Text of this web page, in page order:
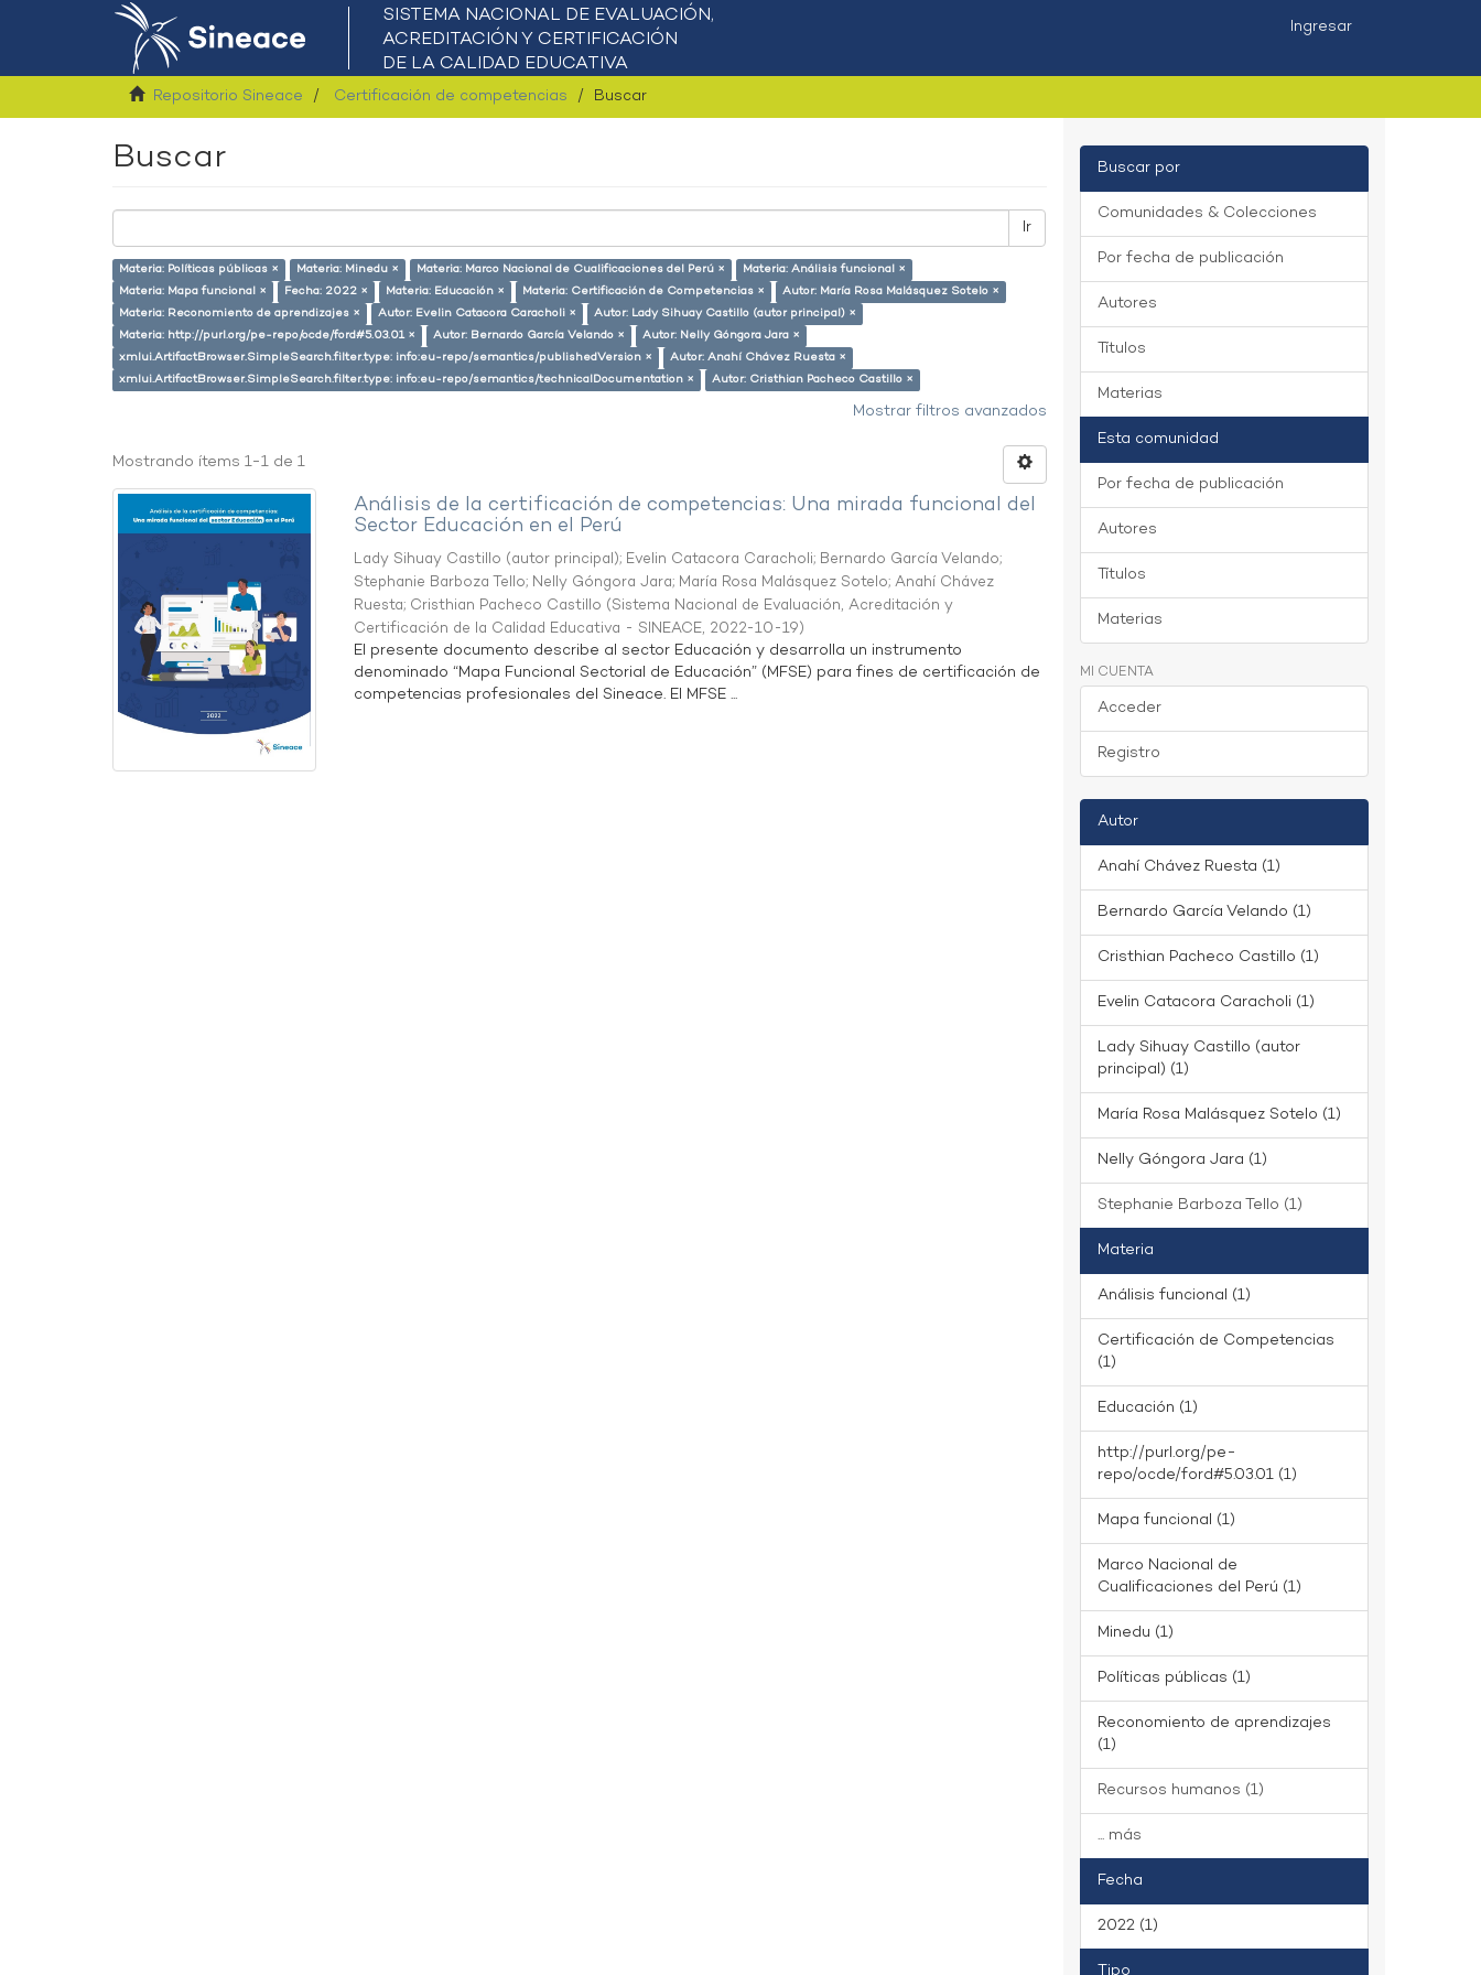
Ingresar
Repositorio Sineace Certificación de competencias Buscar
Buscar
Ir
Materia: Políticas públicas × Materia: Minedu × Materia: Marco Nacional de Cualificaciones del Perú ×
Materia: Análisis funcional ×
Materia: Mapa funcional ×
Fecha: 2022 × Materia: Educación × Materia: Certificación de Competencias ×
Autor: María Rosa Malásquez Sotelo ×
Materia: Reconomiento de aprendizajes ×
Autor: Evelin Catacora Caracholi ×
Autor: Lady Sihuay Castillo (autor principal) ×
Materia: http://purl.org/pe-repo/ocde/ford#5.03.01 ×
Autor: Bernardo García Velando ×
Autor: Nelly Góngora Jara ×
xmlui.ArtifactBrowser.SimpleSearch.filter.type: info:eu-repo/semantics/publishedVersion ×
Autor: Anahí Chávez Ruesta ×
xmlui.ArtifactBrowser.SimpleSearch.filter.type: info:eu-repo/semantics/technicalDocumentation ×
Autor: Cristhian Pacheco Castillo ×
Mostrar filtros avanzados
Mostrando ítems 1-1 de 1
Análisis de la certificación de competencias: Una mirada funcional del
Sector Educación en el Perú
Lady Sihuay Castillo (autor principal); Evelin Catacora Caracholi; Bernardo García Velando;
Stephanie Barboza Tello; Nelly Góngora Jara; María Rosa Malásquez Sotelo;Anahí Chávez
Ruesta; Cristhian Pacheco Castillo (Sistema Nacional de Evaluación, Acreditación y
Certificación de la Calidad Educativa - SINEACE, 2022-10-19)
El presente documento describe al sector Educación y desarrolla un instrumento
denominado “Mapa Funcional Sectorial de Educación” (MFSE) para fines de certificación de
competencias profesionales del Sineace. El MFSE ...
Buscar por
Comunidades & Colecciones
Por fecha de publicación
Autores
Títulos
Materias
Esta comunidad
Por fecha de publicación
Autores
Títulos
Materias
MI CUENTA
Acceder
Registro
Autor
Anahí Chávez Ruesta (1)
Bernardo García Velando (1)
Cristhian Pacheco Castillo (1)
Evelin Catacora Caracholi (1)
Lady Sihuay Castillo (autor
principal) (1)
María Rosa Malásquez Sotelo (1)
Nelly Góngora Jara (1)
Stephanie Barboza Tello (1)
Materia
Análisis funcional (1)
Certificación de Competencias
(1)
Educación (1)
http://purl.org/pe-
repo/ocde/ford#5.03.01 (1)
Mapa funcional (1)
Marco Nacional de
Cualificaciones del Perú (1)
Minedu (1)
Políticas públicas (1)
Reconomiento de aprendizajes
(1)
Recursos humanos (1)
... más
Fecha
2022 (1)